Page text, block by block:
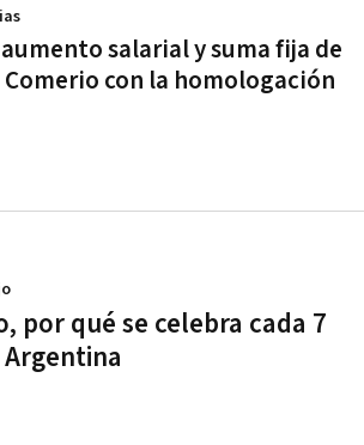
salarial y suma fija de
Comerio con la homologación
por qué se celebra cada 7